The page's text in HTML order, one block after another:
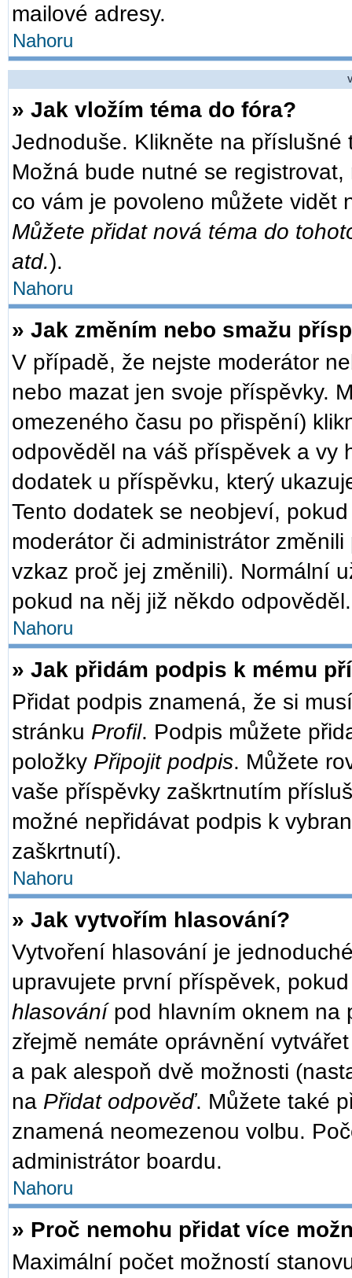
mailové adresy.
Nahoru
» Jak vložím téma do fóra?
Jednoduše. Klikněte na
Možná bude nutné se
co vám je povoleno můžete vidět
Můžete přidat nová téma do
atd.).
Nahoru
» Jak změním nebo smažu
V případě, že nejste moderátor
nebo mazat jen svoje příspěvky.
omezeného času po přispění)
odpověděl na váš příspěvek a vy
dodatek u příspěvku, který
Tento dodatek se neobjeví,
moderátor či administrátor
vzkaz proč jej změnili). Normální
pokud na něj již někdo odpověděl.
Nahoru
» Jak přidám podpis k mému
Přidat podpis znamená, že si
stránku Profil. Podpis můžete
položky Připojit podpis. Můžete
vaše příspěvky zaškrtnutím
možné nepřidávat podpis k
zaškrtnutí).
Nahoru
» Jak vytvořím hlasování?
Vytvoření hlasování je
upravujete první příspěvek,
hlasovánípod hlavním oknem na
zřejmě nemáte oprávnění
a pak alespoň dvě možnosti
na Přidat odpověď. Můžete také
znamená neomezenou volbu.
administrátor boardu.
Nahoru
» Proč nemohu přidat více
Maximální počet možností